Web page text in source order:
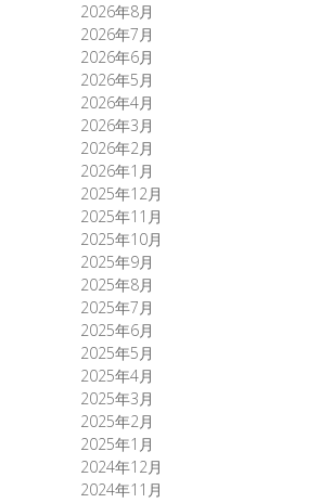
2026年8月
2026年7月
2026年6月
2026年5月
2026年4月
2026年3月
2026年2月
2026年1月
2025年12月
2025年11月
2025年10月
2025年9月
2025年8月
2025年7月
2025年6月
2025年5月
2025年4月
2025年3月
2025年2月
2025年1月
2024年12月
2024年11月